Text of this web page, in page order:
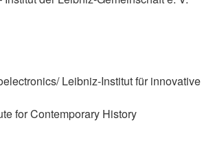
Leibniz-Institut für innovative
for Contemporary History